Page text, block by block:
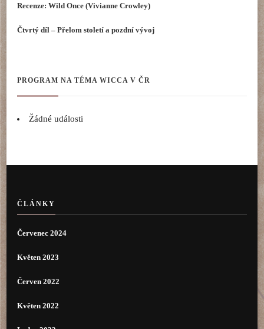
Recenze: Wild Once (Vivianne Crowley)
Čtvrtý díl – Přelom století a pozdní vývoj
PROGRAM NA TÉMA WICCA V ČR
Žádné události
ČLÁNKY
Červenec 2024
Květen 2023
Červen 2022
Květen 2022